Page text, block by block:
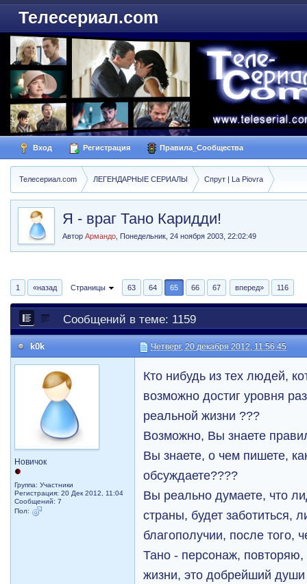
Телесериал.com
Вход Регистрация Правила_Сообщества
Телесериал.com ЛЕГЕНДАРНЫЕ СЕРИАЛЫ Спрут | La Piovra
Я - враг Тано Каридди!
АвторАрмандо ,Понедельник, 24 ноября 2003, 22:02:49
1 «назад Страницы 63 64 65 66 67 вперед» 116
Сообщений в теме: 1159
k0k Четверг, 20 декабря 2012, 11:56:45
Новичок
Группа: Участники
Регистрация: 20 Дек 2012, 11:04
Сообщений: 7
Пол:
Кто нибудь из тех людей,
возможно достиг уровня
реальной жизни ???
Возможно, Вы знаете
Вы знаете, о чем пишете,
обсуждаете????
Вы реально думаете, что
страны, будет заботиться,
благополучии, после того,
Тано - персонаж,
жизни, это добрейший